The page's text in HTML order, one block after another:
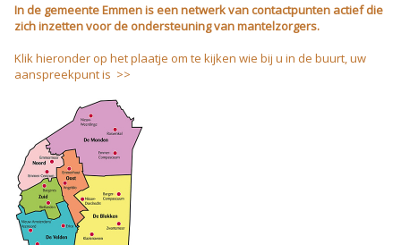
In de gemeente Emmen is een netwerk van contactpunten actief die
zich inzetten voor de ondersteuning van mantelzorgers.
Klik hieronder op het plaatje om te kijken wie bij u in de buurt, uw
aanspreekpunt is >>